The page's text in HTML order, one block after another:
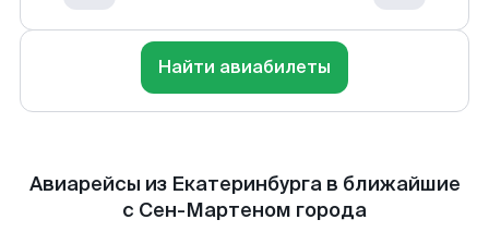
Найти авиабилеты
Авиарейсы из Екатеринбурга в ближайшие
с Сен-Мартеном города